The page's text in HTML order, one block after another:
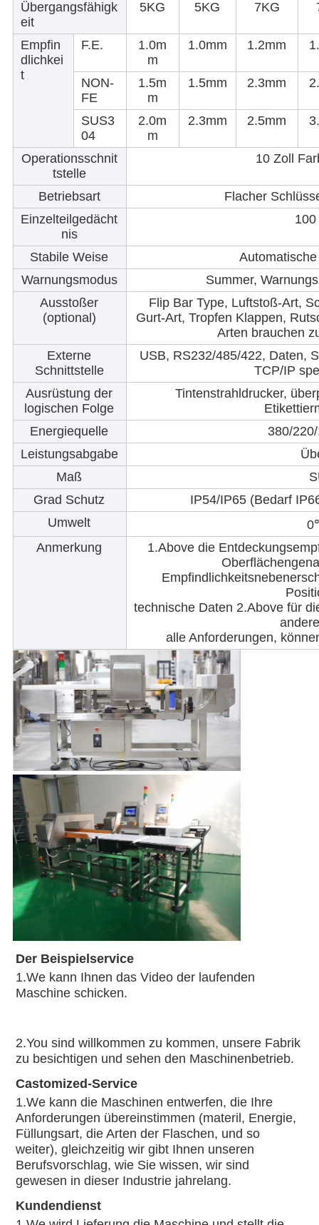
Übergangsfähigk
eit
5KG 5KG 7KG
Empfin
dlichkei
t
F.E.
1.0m
m
1.0mm 1.2mm
NON-
FE
1.5m
m
1.5mm 2.3mm
SUS3
04
2.0m
m
2.3mm 2.5mm
Operationsschnit
tstelle
10 Zoll
Betriebsart
Flacher
Einzelteilgedächt
nis
Stabile Weise
Warnungsmodus
Summer,
Ausstoßer
(optional)
Flip Bar Type, Luftstoß-Art,
Gurt-Art, Tropfen Klappen,
Arten brauchen
Externe
Schnittstelle
USB, RS232/485/422, Daten,
TCP/IP
Ausrüstung der
logischen Folge
Tintenstrahldrucker,
Energiequelle
380/
Leistungsabgabe
Maß
Grad Schutz
IP54/IP65 (Bedarf
Umwelt
Anmerkung
1.Above die
technische Daten 2.Above für
alle Anforderungen,
Der Beispielservice
1.We kann Ihnen das Video der laufenden
Maschine schicken.
2.You sind willkommen zu kommen, unsere Fabrik
zu besichtigen und sehen den Maschinenbetrieb.
Castomized-Service
1.We kann die Maschinen entwerfen, die Ihre
Anforderungen übereinstimmen (materil, Energie,
Füllungsart, die Arten der Flaschen, und so
weiter), gleichzeitig wir gibt Ihnen unseren
Berufsvorschlag, wie Sie wissen, wir sind
gewesen in dieser Industrie jahrelang.
Kundendienst